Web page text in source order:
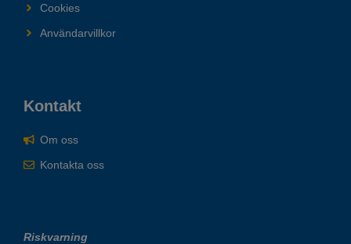
Cookies
Användarvillkor
Kontakt
Om oss
Kontakta oss
Riskvarning